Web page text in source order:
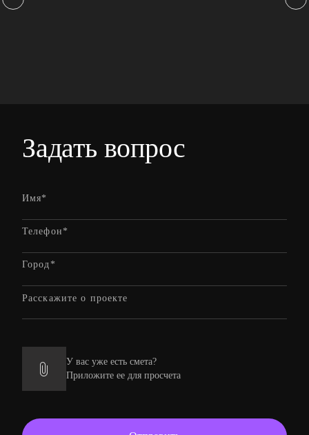
Задать вопрос
У вас уже есть смета?
Приложите ее для просчета